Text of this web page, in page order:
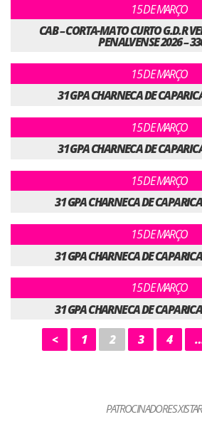
15 DE MARÇO
CAB – CORTA-MATO CURTO G.D.R
PENALVENSE 2026 –
15 DE MARÇO
31 GPA CHARNECA DE
15 DE MARÇO
31 GPA CHARNECA DE
15 DE MARÇO
31 GPA CHARNECA DE
15 DE MARÇO
31 GPA CHARNECA DE
15 DE MARÇO
31 GPA CHARNECA DE
<
1 2 3 4
PATROCINADORES